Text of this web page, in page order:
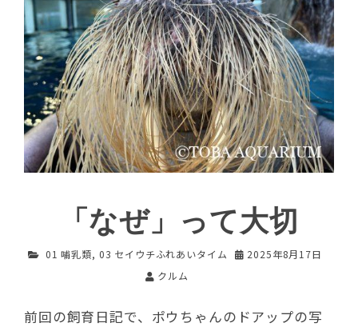
「なぜ」って大切
01 哺乳類, 03 セイウチふれあいタイム
2025年8月17日
クルム
前回の飼育日記で、ポウちゃんのドアップの写